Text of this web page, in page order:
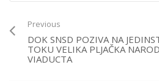
Previous
DOK SNSD POZIVA NA
TOKU VELIKA PLJAČKA
VIADUCTA